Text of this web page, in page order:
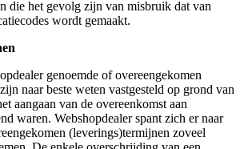
die het gevolg zijn van misbruik dat van
wordt gemaakt.
genoemde of overeengekomen
naar beste weten vastgesteld op grond van
aangaan van de overeenkomst aan
waren. Webshopdealer spant zich er naar
(leverings)termijnen zoveel